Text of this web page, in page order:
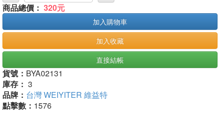
商品總價： 320元
加入購物車
加入收藏
直接結帳
貨號： BYA02131
庫存： 3
品牌： 台灣 WEIYITER 維益特
點擊數： 1576